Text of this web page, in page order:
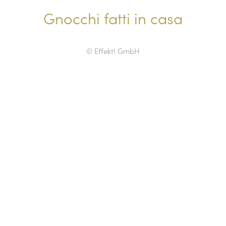
Gnocchi fatti in casa
© Effekt! GmbH